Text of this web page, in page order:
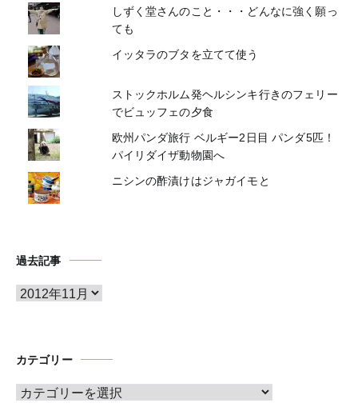
しずく堂さんのこと・・・どんなに強く願っ
ても
イッタラのブタを立てて使う
ストックホルム発ヘルシンキ行きのフェリー
でビュッフェの夕食
欧州パンダ旅行 ベルギー2日目 パンダ5匹！
パイリダイザ動物園へ
ニシンの酢漬けはジャガイモと
過去記事
ア
ブ
カテゴリー
カ